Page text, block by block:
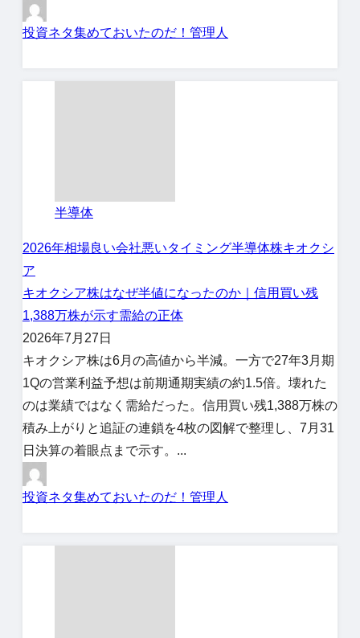
投資ネタ集めておいたのだ！管理人
半導体
2026年相場良い会社悪いタイミング半導体株キオクシ
ア
キオクシア株はなぜ半値になったのか｜信用買い残
1,388万株が示す需給の正体
2026年7月27日
キオクシア株は6月の高値から半減。一方で27年3月期
1Qの営業利益予想は前期通期実績の約1.5倍。壊れた
のは業績ではなく需給だった。信用買い残1,388万株の
積み上がりと追証の連鎖を4枚の図解で整理し、7月31
日決算の着眼点まで示す。...
投資ネタ集めておいたのだ！管理人